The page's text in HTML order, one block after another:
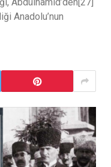
Abdülhamid’den[27]
Anadolu’nun